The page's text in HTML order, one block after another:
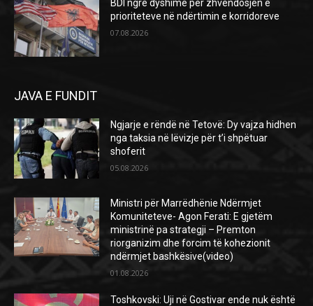
BDI ngre dyshime për zhvendosjen e
prioriteteve në ndërtimin e korridoreve
07.08.2026
JAVA E FUNDIT
Ngjarje e rëndë në Tetovë: Dy vajza hidhen
nga taksia në lëvizje për t’i shpëtuar
shoferit
05.08.2026
Ministri për Marrëdhënie Ndërmjet
Komuniteteve- Agon Ferati: E gjetëm
ministrinë pa strategji – Premton
riorganizim dhe forcim të kohezionit
ndërmjet bashkësive(video)
01.08.2026
Toshkovski: Uji në Gostivar ende nuk është